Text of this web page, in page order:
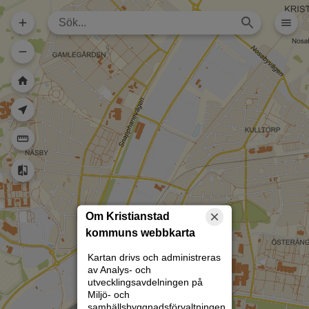
Dela karta (lång
url)
Dela karta
Skriv ut
Om kartan
Kristianstad
Rita
Om Kristianstad
kommuns webbkarta
Kartan drivs och administreras
av Analys- och
utvecklingsavdelningen på
Miljö- och
samhällsbyggnadsförvaltningen.